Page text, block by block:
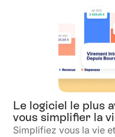
Le logiciel le plus
vous simplifier la
Simplifiez vous la vie